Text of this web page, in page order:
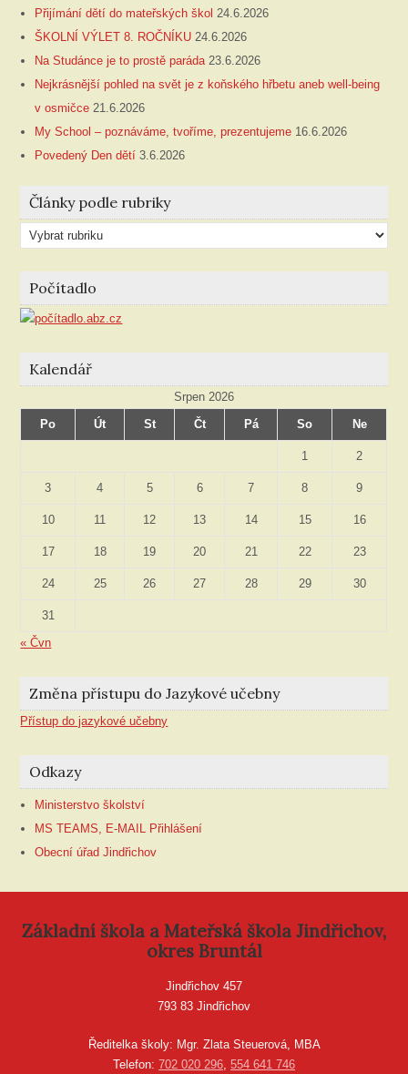
Přijímání dětí do mateřských škol 24.6.2026
ŠKOLNÍ VÝLET 8. ROČNÍKU 24.6.2026
Na Studánce je to prostě paráda 23.6.2026
Nejkrásnější pohled na svět je z koňského hřbetu aneb well-being
v osmičce 21.6.2026
My School – poznáváme, tvoříme, prezentujeme 16.6.2026
Povedený Den dětí 3.6.2026
Články podle rubriky
Články
podle
rubriky
Počítadlo
Kalendář
Srpen 2026
Po
Út St Čt Pá So Ne
1 2
3 4 5 6 7 8 9
10 11 12 13 14 15 16
17 18 19 20 21 22 23
24 25 26 27 28 29 30
31
« Čvn
Změna přístupu do Jazykové učebny
Přístup do jazykové učebny
Odkazy
Ministerstvo školství
MS TEAMS, E-MAIL Přihlášení
Obecní úřad Jindřichov
Základní škola a Mateřská škola Jindřichov,
okres Bruntál
Jindřichov 457
793 83 Jindřichov
Ředitelka školy: Mgr. Zlata Steuerová, MBA
Telefon: 702 020 296, 554 641 746